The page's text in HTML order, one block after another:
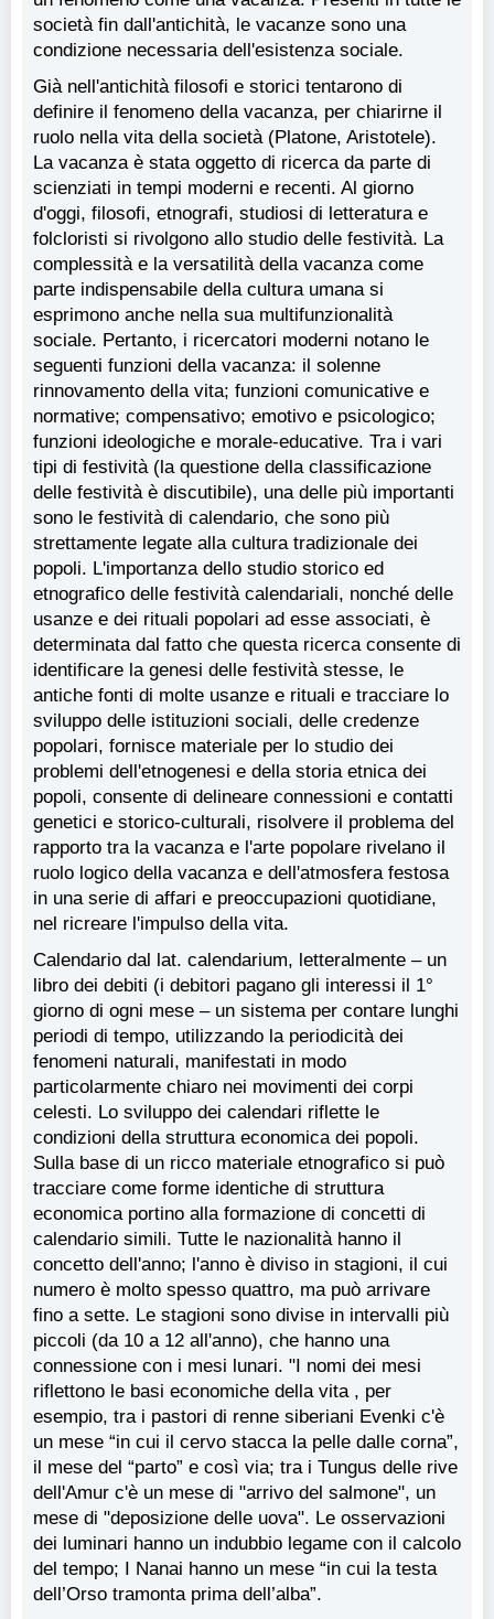
società fin dall'antichità, le vacanze sono una
condizione necessaria dell'esistenza sociale.
Già nell'antichità filosofi e storici tentarono di
definire il fenomeno della vacanza, per chiarirne il
ruolo nella vita della società (Platone, Aristotele).
La vacanza è stata oggetto di ricerca da parte di
scienziati in tempi moderni e recenti. Al giorno
d'oggi, filosofi, etnografi, studiosi di letteratura e
folcloristi si rivolgono allo studio delle festività. La
complessità e la versatilità della vacanza come
parte indispensabile della cultura umana si
esprimono anche nella sua multifunzionalità
sociale. Pertanto, i ricercatori moderni notano le
seguenti funzioni della vacanza: il solenne
rinnovamento della vita; funzioni comunicative e
normative; compensativo; emotivo e psicologico;
funzioni ideologiche e morale-educative. Tra i vari
tipi di festività (la questione della classificazione
delle festività è discutibile), una delle più importanti
sono le festività di calendario, che sono più
strettamente legate alla cultura tradizionale dei
popoli. L'importanza dello studio storico ed
etnografico delle festività calendariali, nonché delle
usanze e dei rituali popolari ad esse associati, è
determinata dal fatto che questa ricerca consente di
identificare la genesi delle festività stesse, le
antiche fonti di molte usanze e rituali e tracciare lo
sviluppo delle istituzioni sociali, delle credenze
popolari, fornisce materiale per lo studio dei
problemi dell'etnogenesi e della storia etnica dei
popoli, consente di delineare connessioni e contatti
genetici e storico-culturali, risolvere il problema del
rapporto tra la vacanza e l'arte popolare rivelano il
ruolo logico della vacanza e dell'atmosfera festosa
in una serie di affari e preoccupazioni quotidiane,
nel ricreare l'impulso della vita.
Calendario dal lat. calendarium, letteralmente – un
libro dei debiti (i debitori pagano gli interessi il 1°
giorno di ogni mese – un sistema per contare lunghi
periodi di tempo, utilizzando la periodicità dei
fenomeni naturali, manifestati in modo
particolarmente chiaro nei movimenti dei corpi
celesti. Lo sviluppo dei calendari riflette le
condizioni della struttura economica dei popoli.
Sulla base di un ricco materiale etnografico si può
tracciare come forme identiche di struttura
economica portino alla formazione di concetti di
calendario simili. Tutte le nazionalità hanno il
concetto dell'anno; l'anno è diviso in stagioni, il cui
numero è molto spesso quattro, ma può arrivare
fino a sette. Le stagioni sono divise in intervalli più
piccoli (da 10 a 12 all'anno), che hanno una
connessione con i mesi lunari. "I nomi dei mesi
riflettono le basi economiche della vita , per
esempio, tra i pastori di renne siberiani Evenki c'è
un mese “in cui il cervo stacca la pelle dalle corna”,
il mese del “parto” e così via; tra i Tungus delle rive
dell'Amur c'è un mese di "arrivo del salmone", un
mese di "deposizione delle uova". Le osservazioni
dei luminari hanno un indubbio legame con il calcolo
del tempo; I Nanai hanno un mese “in cui la testa
dell’Orso tramonta prima dell’alba”.